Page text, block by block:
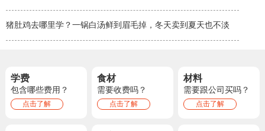
猪肚鸡去哪里学？一锅白汤鲜到眉毛掉，冬天卖到夏天也不淡
学费
包含哪些费用？
点击了解
食材
需要收费吗？
点击了解
材料
需要跟公司买吗？
点击了解